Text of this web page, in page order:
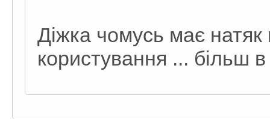
Діжка чомусь має натяк
користування ... більш